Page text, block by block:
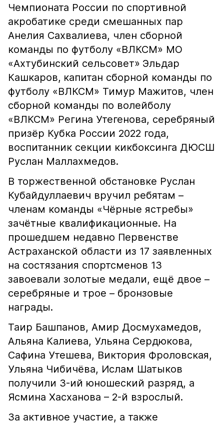
Чемпионата России по спортивной
акробатике среди смешанных пар
Анелия Сахвалиева, член сборной
команды по футболу «ВЛКСМ» МО
«Ахтубинский сельсовет» Эльдар
Кашкаров, капитан сборной команды по
футболу «ВЛКСМ» Тимур Мажитов, член
сборной команды по волейболу
«ВЛКСМ» Регина Утегенова, серебряный
призёр Кубка России 2022 года,
воспитанник секции кикбоксинга ДЮСШ
Руслан Маллахмедов.
В торжественной обстановке Руслан
Кубайдуллаевич вручил ребятам –
членам команды «Чёрные ястребы»
зачётные квалификационные. На
прошедшем недавно Первенстве
Астраханской области из 17 заявленных
на состязания спортсменов 13
завоевали золотые медали, ещё двое –
серебряные и трое – бронзовые
награды.
Таир Башпанов, Амир Досмухамедов,
Альяна Калиева, Ульяна Сердюкова,
Сафина Утешева, Виктория Фроловская,
Ульяна Чибичёва, Ислам Шатыков
получили 3-ий юношеский разряд, а
Ясмина Хасханова – 2-й взрослый.
За активное участие, а также